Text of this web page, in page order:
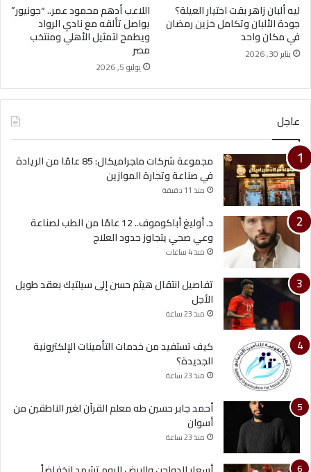
ليه ألبان زاهر بقت اختيار العيلة؟
جودة الألبان وتكامل خزين رمضان
في مكان واحد
يناير 30, 2026
اللاعب أدهم محمود عمر.. “جونيور”
يواصل تألقه مع نادي الرواد
ويطمح لتمثيل الأهلي ومنتخب
مصر
يوليو 5, 2026
عاجل
مجموعة شركات ملجراميكال: 85 عامًا من الريادة
في صناعة وتجارة الموازين
منذ 11 دقيقة
د. أوليغ أباكوموف.. 12 عامًا من الطب لصناعة
وعي صحي يتجاوز حدود العلاج
منذ 4 ساعات
تفاصيل انتقال هيثم حسن إلى سيلتيك بعقد طويل
الأجل
منذ 23 ساعة
كيف تستفيد من خدمات التأمينات الإلكترونية
الجديدة؟
منذ 23 ساعة
أحمد جابر حسين طه معلم القرآن لغير الناطقين من
أسوان
منذ 23 ساعة